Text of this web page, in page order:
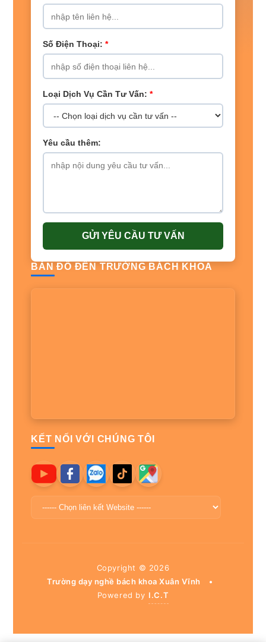
Số Điện Thoại: *
Loại Dịch Vụ Cần Tư Vấn: *
Yêu cầu thêm:
GỬI YÊU CẦU TƯ VẤN
BẢN ĐỒ ĐẾN TRƯỜNG BÁCH KHOA
KẾT NỐI VỚI CHÚNG TÔI
Copyright © 2026
Trường dạy nghề bách khoa Xuân Vĩnh
•
Powered by I.C.T